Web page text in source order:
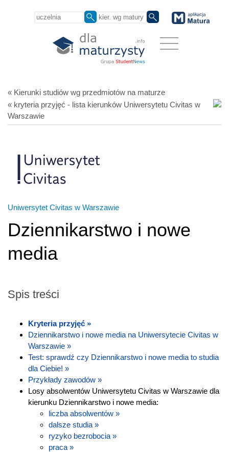
« Kierunki studiów wg przedmiotów na maturze
« kryteria przyjęć - lista kierunków Uniwersytetu Civitas w
Warszawie
Uniwersytet Civitas w Warszawie
Dziennikarstwo i nowe
media
Spis treści
Kryteria przyjęć »
Dziennikarstwo i nowe media na Uniwersytecie Civitas w
Warszawie »
Test: sprawdź czy Dziennikarstwo i nowe media to studia
dla Ciebie! »
Przykłady zawodów »
Losy absolwentów Uniwersytetu Civitas w Warszawie dla
kierunku Dziennikarstwo i nowe media:
liczba absolwentów »
dalsze studia »
ryzyko bezrobocia »
praca »